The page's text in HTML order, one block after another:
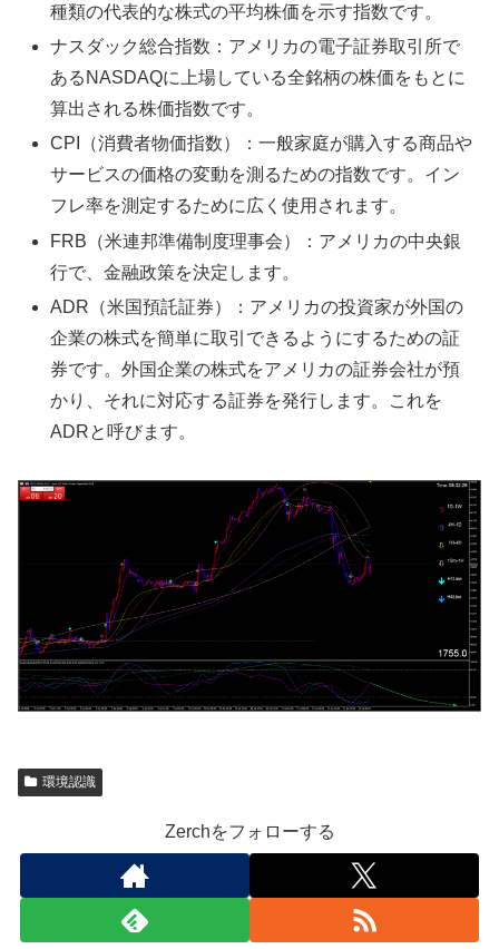
種類の代表的な株式の平均株価を示す指数です。
ナスダック総合指数：アメリカの電子証券取引所で
あるNASDAQに上場している全銘柄の株価をもとに
算出される株価指数です。
CPI（消費者物価指数）：一般家庭が購入する商品や
サービスの価格の変動を測るための指数です。イン
フレ率を測定するために広く使用されます。
FRB（米連邦準備制度理事会）：アメリカの中央銀
行で、金融政策を決定します。
ADR（米国預託証券）：アメリカの投資家が外国の
企業の株式を簡単に取引できるようにするための証
券です。外国企業の株式をアメリカの証券会社が預
かり、それに対応する証券を発行します。これを
ADRと呼びます。
環境認識
Zerchをフォローする